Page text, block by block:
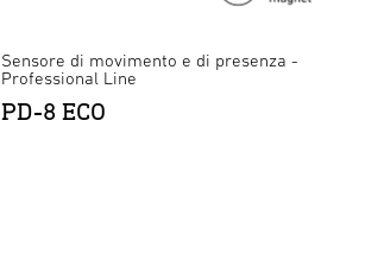
Sensore di movimento e di presenza -
Professional Line
PD-8 ECO